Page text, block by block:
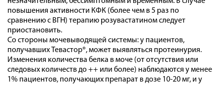
повышения активности КФК (более чем в 5 раз по
сравнению с ВГН) терапию розувастатином следует
приостановить.
Со стороны мочевыводящей системы: у пациентов,
получавших Тевастор®, может выявляться протеинурия.
Изменения количества белка в моче (от отсутствия или
следовых количеств до ++ или более) наблюдаются у менее
1% пациентов, получающих препарат в дозе 10-20 мг, и у